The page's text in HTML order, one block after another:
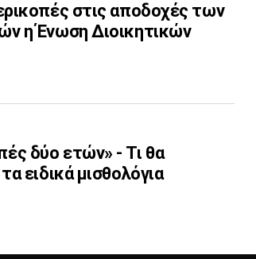
στις αποδοχές των
η Ένωση Διοικητικών
δύο ετών» - Τι θα
ειδικά μισθολόγια